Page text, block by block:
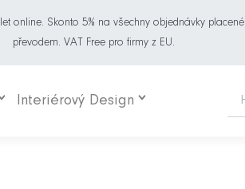
online. Skonto 5% na všechny objednávky placené
převodem. VAT Free pro firmy z EU.
Interiérový Design